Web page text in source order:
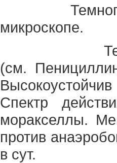
микроскопе.
(см.
Спектр
моракселлы.
против
в сут.